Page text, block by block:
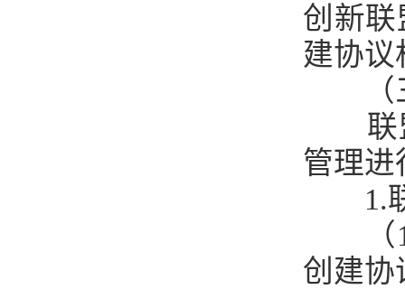
创新
建协议
管理进
1.
创建协